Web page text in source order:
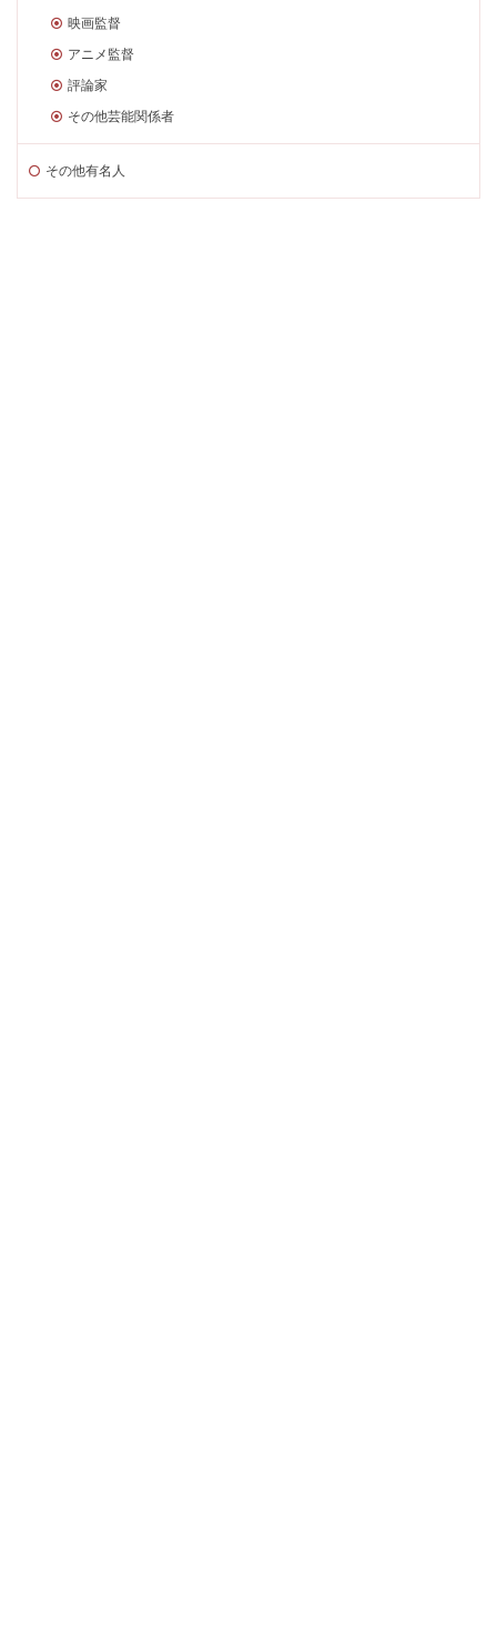
映画監督
アニメ監督
評論家
その他芸能関係者
その他有名人